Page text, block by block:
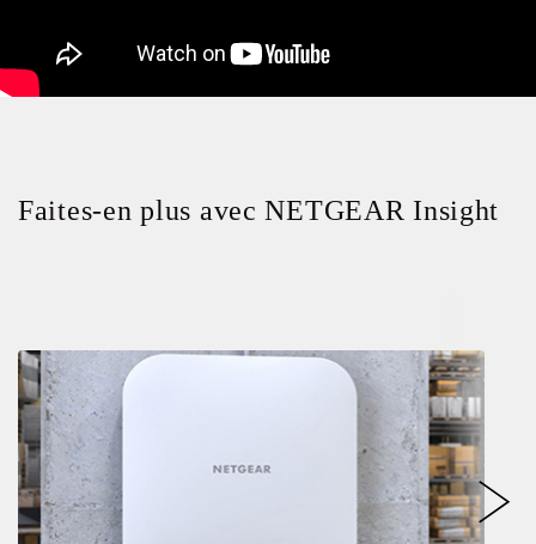
Faites-en plus avec NETGEAR Insight